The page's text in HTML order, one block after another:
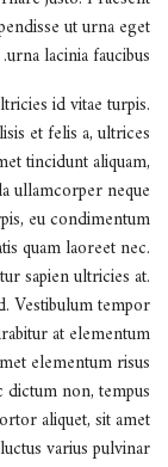
ut urna eget
urna lacinia faucibus.
id vitae turpis.
et felis a, ultrices
tincidunt aliquam,
ullamcorper neque
eu condimentum
quam laoreet nec.
sapien ultricies at.
Vestibulum tempor
at elementum
elementum risus
non, tempus
aliquet, sit amet
varius pulvinar.